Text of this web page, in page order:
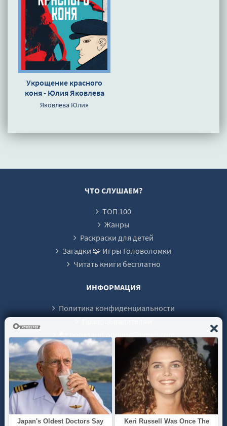
Укрощение красного
коня - Юлия Яковлева
Яковлева Юлия
ЧТО СЛУШАЕМ?
ТОП 100
Жанры
Раскраски для детей
Загадки 🧩 Игры Головоломки
Читать книги бесплатно
ИНФОРМАЦИЯ
Политика конфиденциальности
📭 booksaudioonline@gmail.com
О САЙТЕ
Лучший сайт аудиокниг, где Вы можете прослушать mp3
аудиокнигу онлайн без регистрации.